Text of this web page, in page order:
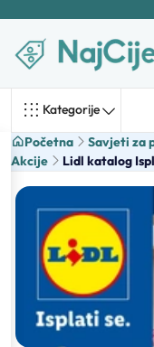
Kategorije
Početna
Savjeti za
Akcije
Lidl katalog